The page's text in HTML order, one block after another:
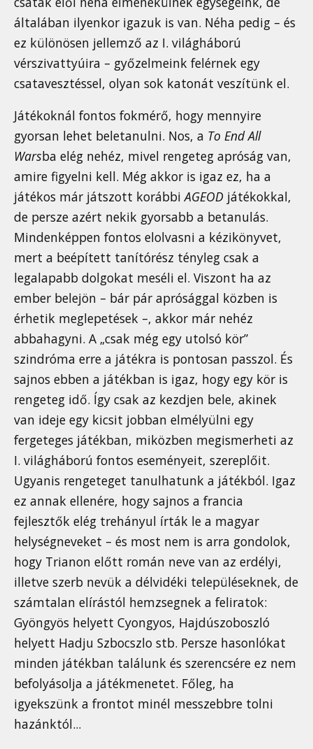
általában ilyenkor igazuk is van. Néha pedig – és
ez különösen jellemző az I. világháború
vérszivattyúira – győzelmeink felérnek egy
csatavesztéssel, olyan sok katonát veszítünk el.
Játékoknál fontos fokmérő, hogy mennyire
gyorsan lehet beletanulni. Nos, a To End All
Warsba elég nehéz, mivel rengeteg apróság van,
amire figyelni kell. Még akkor is igaz ez, ha a
játékos már játszott korábbiAGEOD játékokkal,
de persze azért nekik gyorsabb a betanulás.
Mindenképpen fontos elolvasni a kézikönyvet,
mert a beépített tanítórész tényleg csak a
legalapabb dolgokat meséli el. Viszont ha az
ember belejön – bár pár aprósággal közben is
érhetik meglepetések –, akkor már nehéz
abbahagyni. A „csak még egy utolsó kör”
szindróma erre a játékra is pontosan passzol. És
sajnos ebben a játékban is igaz, hogy egy kör is
rengeteg idő. Így csak az kezdjen bele, akinek
van ideje egy kicsit jobban elmélyülni egy
fergeteges játékban, miközben megismerheti az
I. világháború fontos eseményeit, szereplőit.
Ugyanis rengeteget tanulhatunk a játékból. Igaz
ez annak ellenére, hogy sajnos a francia
fejlesztők elég trehányul írták le a magyar
helységneveket – és most nem is arra gondolok,
hogy Trianon előtt román neve van az erdélyi,
illetve szerb nevük a délvidéki településeknek, de
számtalan elírástól hemzsegnek a feliratok:
Gyöngyös helyett Cyongyos, Hajdúszoboszló
helyett Hadju Szbocszlo stb. Persze hasonlókat
minden játékban találunk és szerencsére ez nem
befolyásolja a játékmenetet. Főleg, ha
igyekszünk a frontot minél messzebbre tolni
hazánktól...